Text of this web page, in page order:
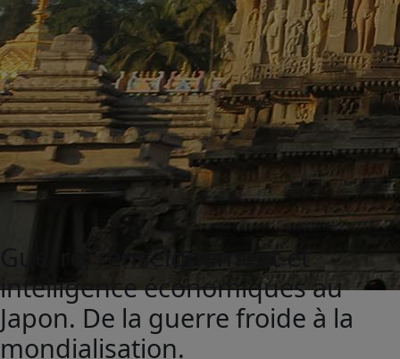
Guerre, renseignement et
intelligence économiques au
Japon. De la guerre froide à la
mondialisation.